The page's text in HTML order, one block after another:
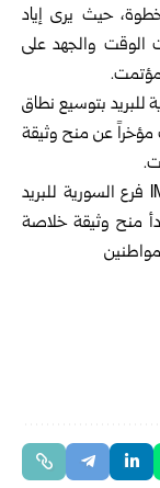
حيث يرى إياد
والجهد على
بتوسيع نطاق
مؤخراً عن منح وثيقة